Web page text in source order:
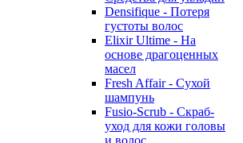
Densifique - Потеря
густоты волос
Elixir Ultime - На
основе драгоценных
масел
Fresh Affair - Сухой
шампунь
Fusio-Scrub - Скраб-
уход для кожи головы
и волос